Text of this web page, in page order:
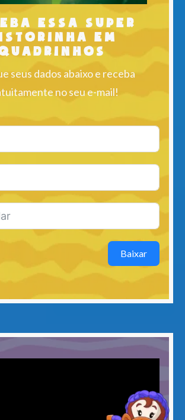
essa super
em
seus dados abaixo e receba
no seu e-mail!
Baixar